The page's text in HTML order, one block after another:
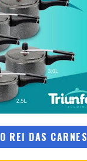
O REI DAS CARNES